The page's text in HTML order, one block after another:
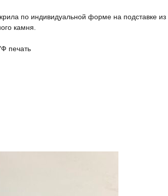
по индивидуальной форме на подставке из
камня.
печать